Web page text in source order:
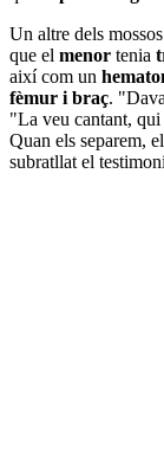
Un altre dels
que el menor tenia
així com un
fèmur i braç.
"La veu cantant, qui
Quan els separem,
subratllat el